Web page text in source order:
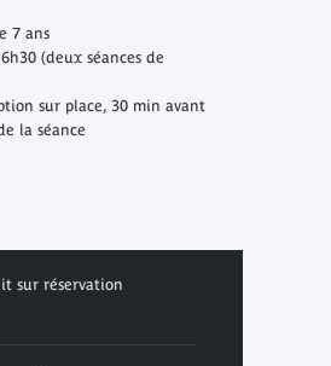
7 ans
(deux séances de
sur place, 30 min avant
la séance
sur réservation